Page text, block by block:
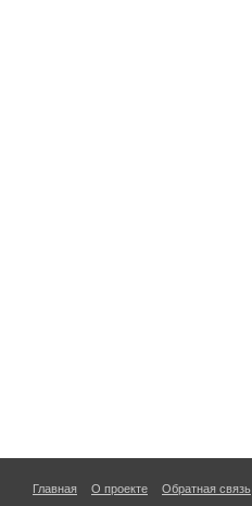
Главная О проекте Обратная связь